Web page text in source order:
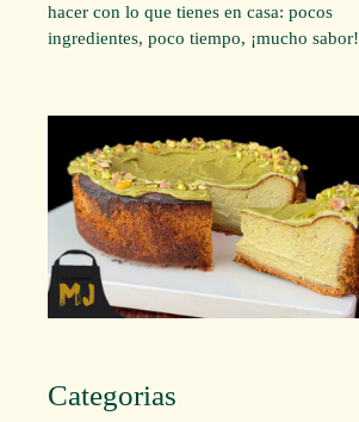
hacer con lo que tienes en casa: pocos
ingredientes, poco tiempo, ¡mucho sabor!
Categorias